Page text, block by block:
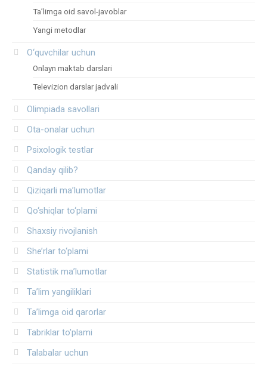
Ta’limga oid savol-javoblar
Yangi metodlar
O‘quvchilar uchun
Onlayn maktab darslari
Televizion darslar jadvali
Olimpiada savollari
Ota-onalar uchun
Psixologik testlar
Qanday qilib?
Qiziqarli ma’lumotlar
Qo‘shiqlar to‘plami
Shaxsiy rivojlanish
She’rlar to‘plami
Statistik ma’lumotlar
Ta’lim yangiliklari
Ta’limga oid qarorlar
Tabriklar to'plami
Talabalar uchun